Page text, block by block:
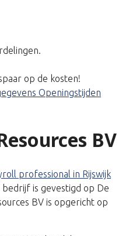
op de kosten!
Openingstijden
BV
professional in Rijswijk
bedrijf is gevestigd op De
BV is opgericht op